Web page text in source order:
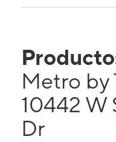
Metro by
10442 W
Dr